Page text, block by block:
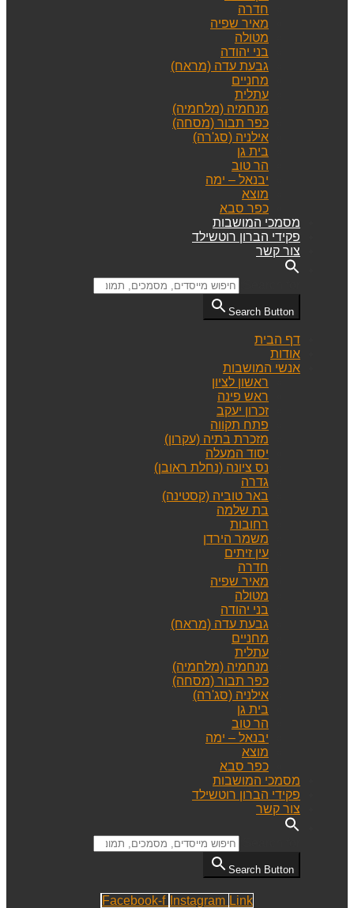
חדרה
מאיר שפיה
מטולה
בני יהודה
גבעת עדה (מראח)
מחניים
עתלית
מנחמיה (מלחמיה)
כפר תבור (מסחה)
אילניה (סג'רה)
בית גן
הר טוב
יבנאל – ימה
מוצא
כפר סבא
מסמכי המושבות
פקידי הברון רוטשילד
צור קשר
Search Button
דף הבית
אודות
אנשי המושבות
ראשון לציון
ראש פינה
זכרון יעקב
פתח תקווה
מזכרת בתיה (עקרון)
יסוד המעלה
נס ציונה (נחלת ראובן)
גדרה
באר טוביה (קסטינה)
בת שלמה
רחובות
משמר הירדן
עין זיתים
חדרה
מאיר שפיה
מטולה
בני יהודה
גבעת עדה (מראח)
מחניים
עתלית
מנחמיה (מלחמיה)
כפר תבור (מסחה)
אילניה (סג'רה)
בית גן
הר טוב
יבנאל – ימה
מוצא
כפר סבא
מסמכי המושבות
פקידי הברון רוטשילד
צור קשר
Search Button
Facebook-f Instagram Link